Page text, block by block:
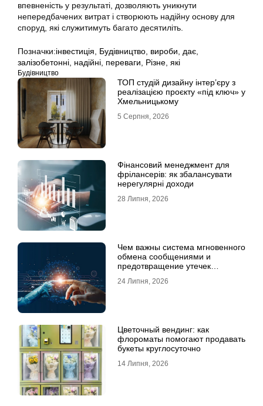
впевненість у результаті, дозволяють уникнути
непередбачених витрат і створюють надійну основу для
споруд, які служитимуть багато десятиліть.
Позначки:інвестиція Будівництво вироби дає
залізобетонні надійні переваги Різне які
Будівництво
ТОП студій дизайну інтер’єру з
реалізацією проєкту «під ключ» у
Хмельницькому
5 Серпня, 2026
Фінансовий менеджмент для
фрілансерів: як збалансувати
нерегулярні доходи
28 Липня, 2026
Чем важны система мгновенного
обмена сообщениями и
предотвращение утечек
24 Липня, 2026
Цветочный вендинг: как
флороматы помогают продавать
букеты круглосуточно
14 Липня, 2026